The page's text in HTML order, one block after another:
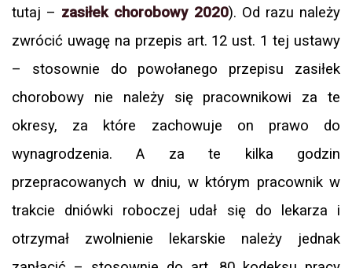
tutaj – zasiłek chorobowy 2020). Od razu należy
zwrócić uwagę na przepis art. 12 ust. 1 tej ustawy
– stosownie do powołanego przepisu zasiłek
chorobowy nie należy się pracownikowi za te
okresy, za które zachowuje on prawo do
wynagrodzenia. A za te kilka godzin
przepracowanych w dniu, w którym pracownik w
trakcie dniówki roboczej udał się do lekarza i
otrzymał zwolnienie lekarskie należy jednak